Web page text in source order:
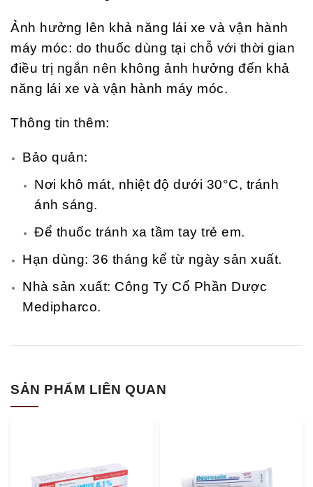
Ảnh hưởng lên khả năng lái xe và vận hành
máy móc: do thuốc dùng tại chỗ với thời gian
điều trị ngắn nên không ảnh hưởng đến khả
năng lái xe và vận hành máy móc.
Thông tin thêm:
Bảo quản:
Nơi khô mát, nhiệt độ dưới 30°C, tránh
ánh sáng.
Để thuốc tránh xa tầm tay trẻ em.
Hạn dùng: 36 tháng kể từ ngày sản xuất.
Nhà sản xuất: Công Ty Cổ Phần Dược
Medipharco.
SẢN PHẨM LIÊN QUAN